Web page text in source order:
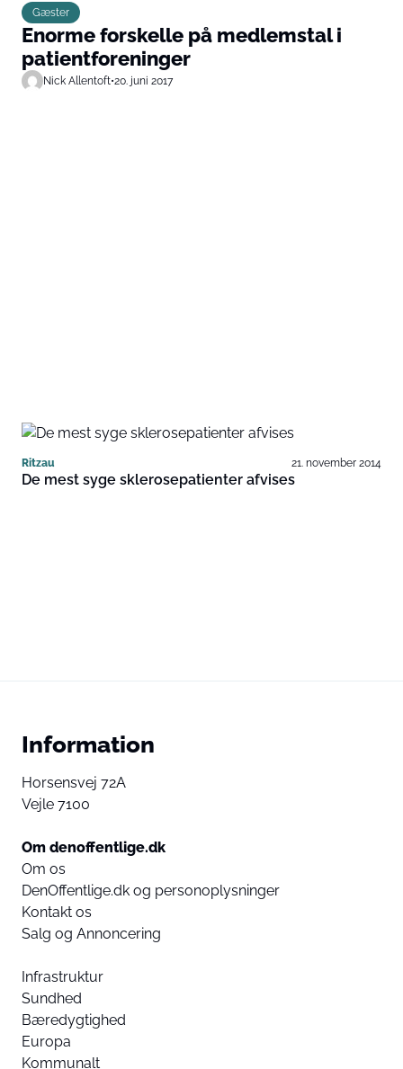
Gæster
Enorme forskelle på medlemstal i
patientforeninger
Nick Allentoft•20. juni 2017
Ritzau 21. november 2014
De mest syge sklerosepatienter afvises
Information
Horsensvej 72A
Vejle 7100
Om denoffentlige.dk
Om os
DenOffentlige.dk og personoplysninger
Kontakt os
Salg og Annoncering
Infrastruktur
Sundhed
Bæredygtighed
Europa
Kommunalt